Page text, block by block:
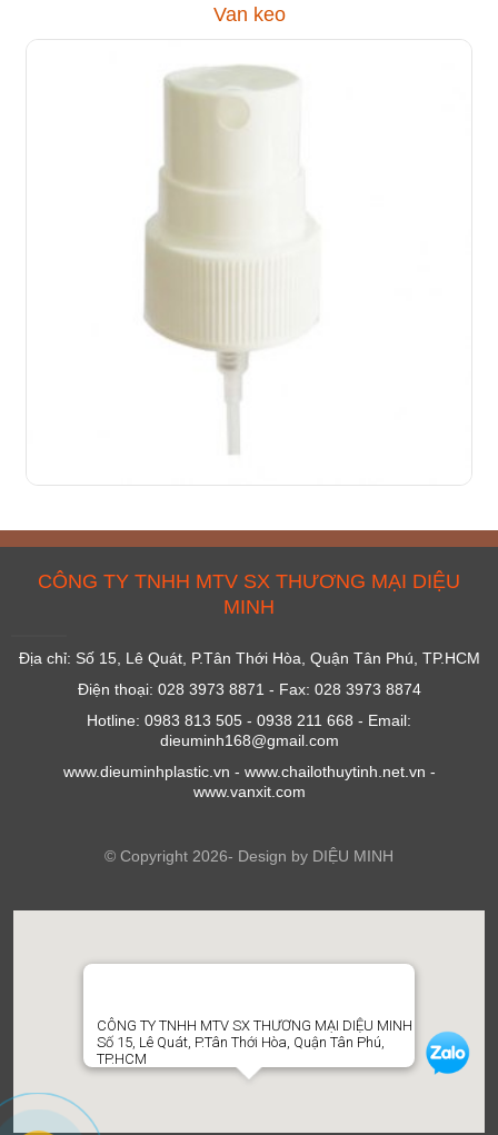
Van keo
CÔNG TY TNHH MTV SX THƯƠNG MẠI DIỆU
MINH
Địa chỉ: Số 15, Lê Quát, P.Tân Thới Hòa, Quận Tân Phú, TP.HCM
Điện thoại: 028 3973 8871 - Fax: 028 3973 8874
Hotline: 0983 813 505 - 0938 211 668 - Email:
dieuminh168@gmail.com
www.dieuminhplastic.vn - www.chailothuytinh.net.vn -
www.vanxit.com
© Copyright 2026- Design by DIỆU MINH
CÔNG TY TNHH MTV SX THƯƠNG MẠI DIỆU MINH
Số 15, Lê Quát, P.Tân Thới Hòa, Quận Tân Phú,
TP.HCM